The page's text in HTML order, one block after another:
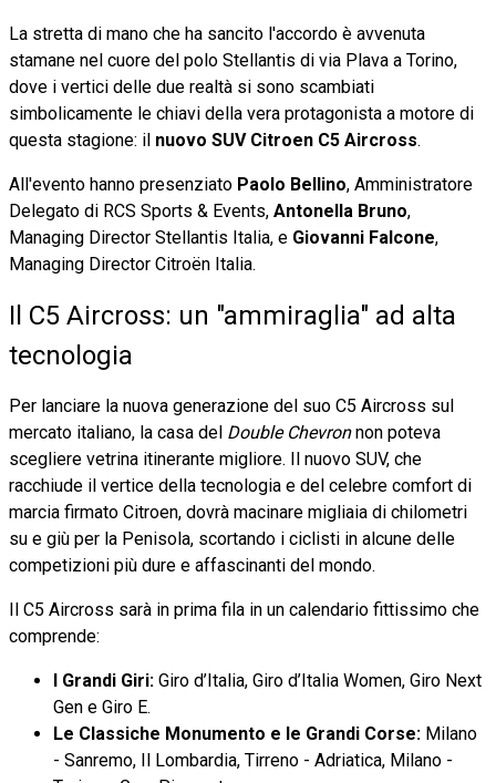
La stretta di mano che ha sancito l'accordo è avvenuta
stamane nel cuore del polo Stellantis di via Plava a Torino,
dove i vertici delle due realtà si sono scambiati
simbolicamente le chiavi della vera protagonista a motore di
questa stagione: il nuovo SUV Citroen C5 Aircross.
All'evento hanno presenziato Paolo Bellino, Amministratore
Delegato di RCS Sports & Events, Antonella Bruno,
Managing Director Stellantis Italia, e Giovanni Falcone,
Managing Director Citroën Italia.
Il C5 Aircross: un "ammiraglia" ad alta
tecnologia
Per lanciare la nuova generazione del suo C5 Aircross sul
mercato italiano, la casa del Double Chevronnon poteva
scegliere vetrina itinerante migliore. Il nuovo SUV, che
racchiude il vertice della tecnologia e del celebre comfort di
marcia firmato Citroen, dovrà macinare migliaia di chilometri
su e giù per la Penisola, scortando i ciclisti in alcune delle
competizioni più dure e affascinanti del mondo.
Il C5 Aircross sarà in prima fila in un calendario fittissimo che
comprende:
I Grandi Giri: Giro d’Italia, Giro d’Italia Women, Giro Next
Gen e Giro E.
Le Classiche Monumento e le Grandi Corse: Milano
- Sanremo, Il Lombardia, Tirreno - Adriatica, Milano -